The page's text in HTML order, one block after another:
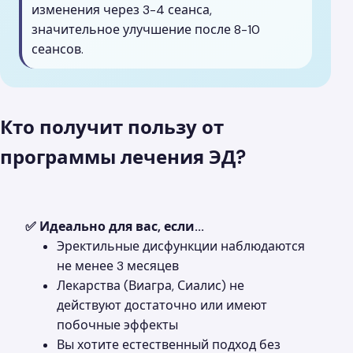
изменения через 3-4 сеанса,
значительное улучшение после 8-10
сеансов.
Кто получит пользу от
программы лечения ЭД?
✅ Идеально для вас, если...
Эректильные дисфункции наблюдаются
не менее 3 месяцев
Лекарства (Виагра, Сиалис) не
действуют достаточно или имеют
побочные эффекты
Вы хотите естественный подход без